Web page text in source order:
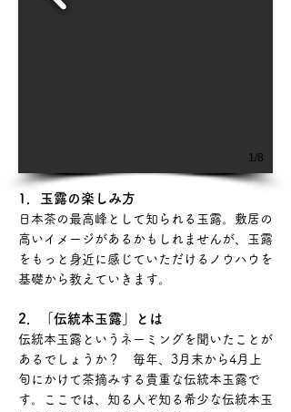
1/8
1．玉露の楽しみ方
日本茶の最高峰として知られる玉露。敷居の
高いイメージがあるかもしれませんが、玉露
をもっと身近に感じていただけるノウハウを
基礎から教えていきます。
2．「伝統本玉露」とは
伝統本玉露というネーミングを聞いたことが
あるでしょうか？ 毎年、3月末から4月上
旬にかけて茶摘みする貴重な伝統本玉露で
す。ここでは、知る人ぞ知る希少な伝統本玉